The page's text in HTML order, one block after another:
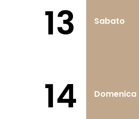
13 Sabato
14 Domenica